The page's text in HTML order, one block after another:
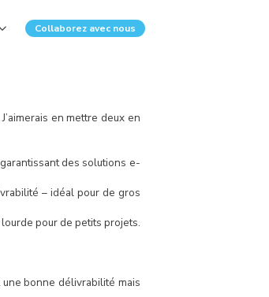
Collaborez avec nous
en mettre deux en
des solutions e-
– idéal pour de gros
pour de petits projets.
bonne délivrabilité mais